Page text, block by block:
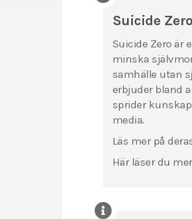
Suicide Zero
Suicide Zero är
minska
samhälle utan
erbjuder bland
sprider
media.
Läs mer på
Här läser du